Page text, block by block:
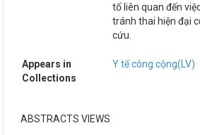
tố liên quan đến
tránh thai hiện đại
cứu.
Appears in
Collections
Y tế công cộng(LV)
ABSTRACTS VIEWS